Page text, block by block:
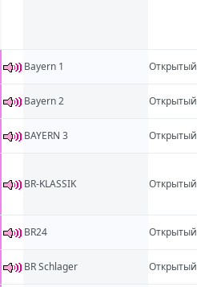
Bayern 1 Открытый
Bayern 2 Открытый
BAYERN 3 Открытый
BR-KLASSIK Открытый
BR24 Открытый
BR Schlager Открытый